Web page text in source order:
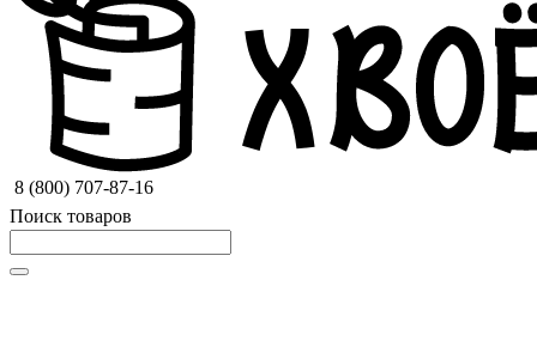
8 (800) 707-87-16
Поиск товаров